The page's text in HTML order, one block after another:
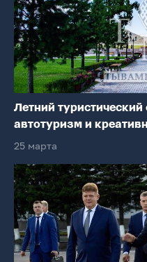
Летний
автотуризм и
25 марта